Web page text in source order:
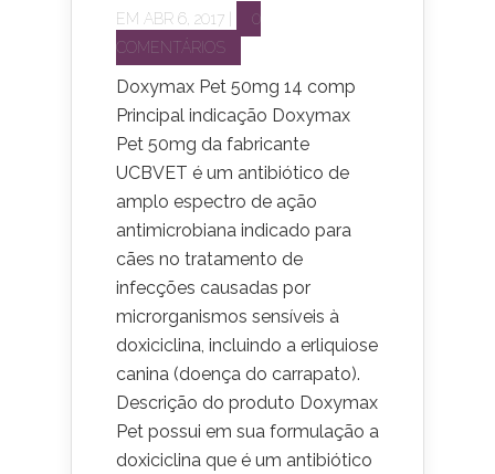
EM ABR 6, 2017 |
0
COMENTÁRIOS
Doxymax Pet 50mg 14 comp
Principal indicação Doxymax
Pet 50mg da fabricante
UCBVET é um antibiótico de
amplo espectro de ação
antimicrobiana indicado para
cães no tratamento de
infecções causadas por
microrganismos sensíveis à
doxiciclina, incluindo a erliquiose
canina (doença do carrapato).
Descrição do produto Doxymax
Pet possui em sua formulação a
doxiciclina que é um antibiótico